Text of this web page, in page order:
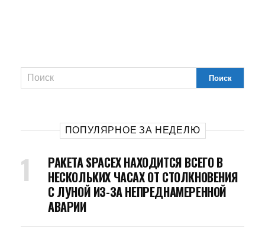
ПОПУЛЯРНОЕ ЗА НЕДЕЛЮ
РАКЕТА SPACEX НАХОДИТСЯ ВСЕГО В
НЕСКОЛЬКИХ ЧАСАХ ОТ СТОЛКНОВЕНИЯ
С ЛУНОЙ ИЗ-ЗА НЕПРЕДНАМЕРЕННОЙ
АВАРИИ